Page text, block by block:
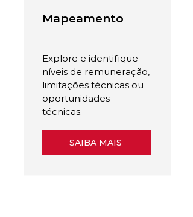
Mapeamento
Explore e identifique
níveis de remuneração,
limitações técnicas ou
oportunidades
técnicas.
SAIBA MAIS